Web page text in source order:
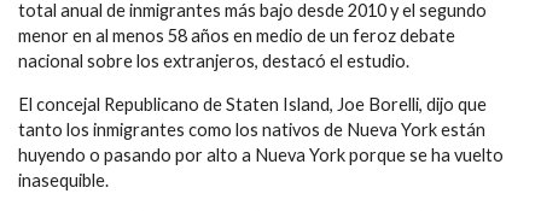
total anual de inmigrantes más bajo desde 2010 y el segundo
menor en al menos 58 años en medio de un feroz debate
nacional sobre los extranjeros, destacó el estudio.
El concejal Republicano de Staten Island, Joe Borelli, dijo que
tanto los inmigrantes como los nativos de Nueva York están
huyendo o pasando por alto a Nueva York porque se ha vuelto
inasequible.